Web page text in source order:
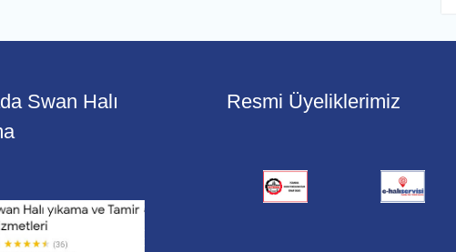
Swan Halı
Resmi Üyeliklerimiz